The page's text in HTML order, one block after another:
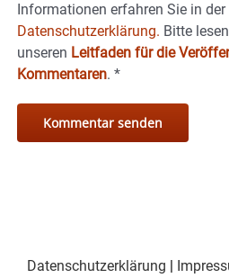
Informationen erfahren Sie in der
Datenschutzerklärung. Bitte
unseren Leitfaden für die
Kommentaren. *
Datenschutzerklärung